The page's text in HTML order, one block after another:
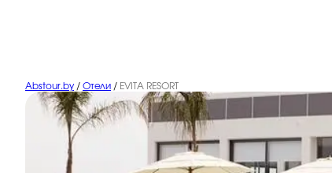
Abstour.by / Отели / EVITA RESORT